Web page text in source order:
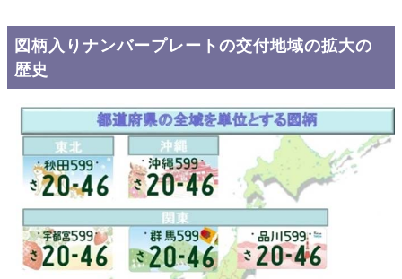
図柄入りナンバープレートの交付地域の拡大の
歴史